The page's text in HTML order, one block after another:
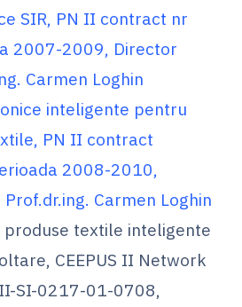
SIR, PN II contract nr
2007-2009, Director
Carmen Loghin
inteligente pentru
PN II contract
2008-2010,
Carmen Loghin
produse textile inteligente
CEEPUS II Network
SI-0217-01-0708,